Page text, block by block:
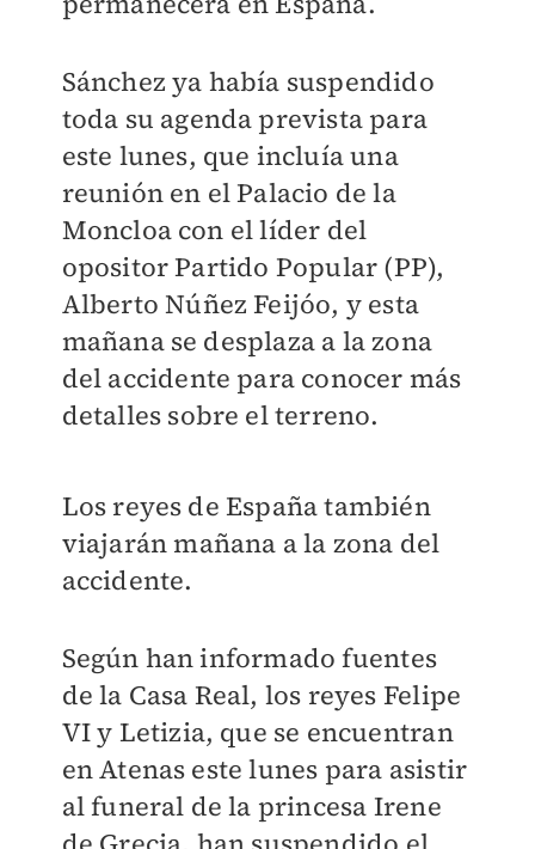
Sánchez ya había suspendido
toda su agenda prevista para
este lunes, que incluía una
reunión en el Palacio de la
Moncloa con el líder del
opositor Partido Popular (PP),
Alberto Núñez Feijóo, y esta
mañana se desplaza a la zona
del accidente para conocer más
detalles sobre el terreno.
Los reyes de España también
viajarán mañana a la zona del
accidente.
Según han informado fuentes
de la Casa Real, los reyes Felipe
VI y Letizia, que se encuentran
en Atenas este lunes para asistir
al funeral de la princesa Irene